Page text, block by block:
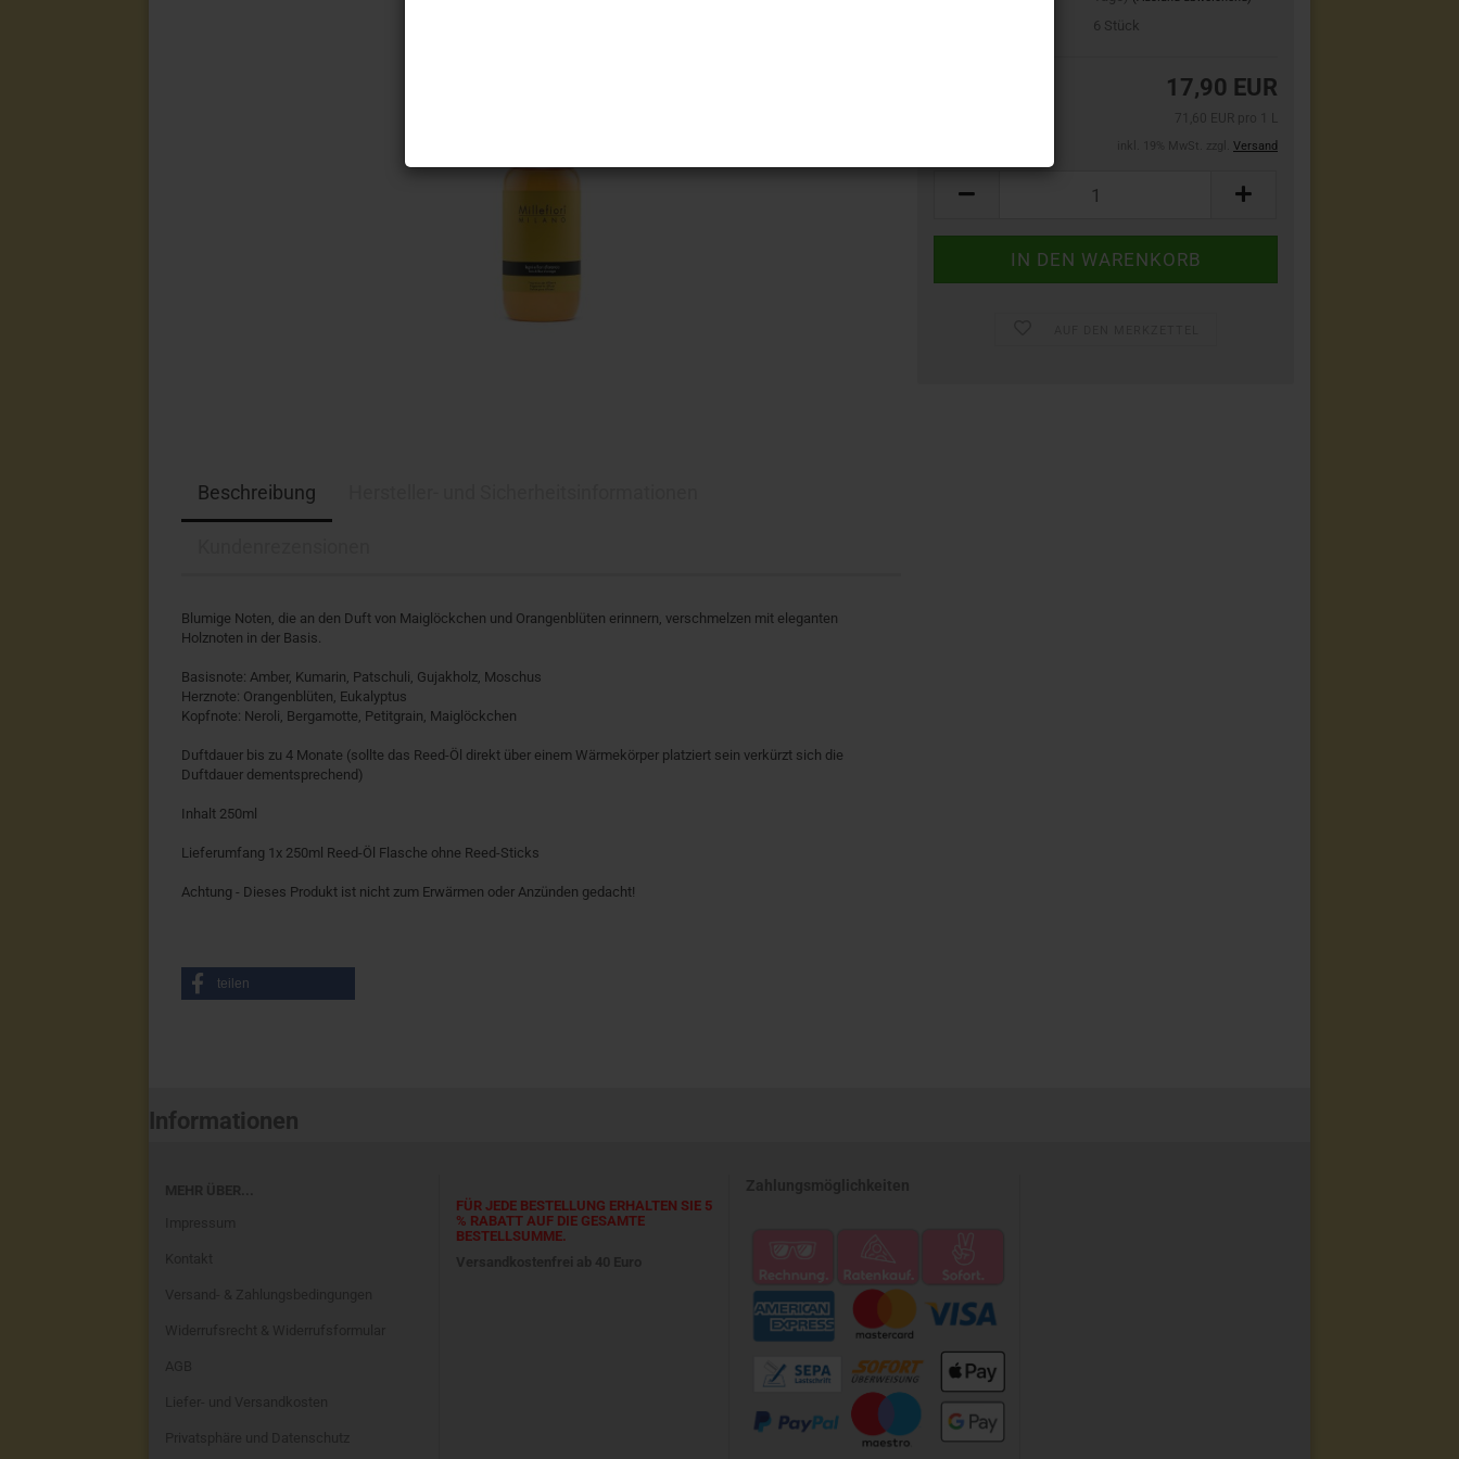
6 Stück
17,90 EUR
Versand
Beschreibung
Blumige Noten, die an den Duft von Maiglöckchen und Orangenblüten erinnern, verschmelzen mit eleganten
Holznoten in der Basis.
Basisnote: Amber, Kumarin, Patschuli, Gujakholz, Moschus
Herznote: Orangenblüten, Eukalyptus
Kopfnote: Neroli, Bergamotte, Petitgrain, Maiglöckchen
Duftdauer bis zu 4 Monate (sollte das Reed-Öl direkt über einem Wärmekörper platziert sein verkürzt sich die
Duftdauer dementsprechend)
Inhalt 250ml
Lieferumfang 1x 250ml Reed-Öl Flasche ohne Reed-Sticks
Achtung - Dieses Produkt ist nicht zum Erwärmen oder Anzünden gedacht!
teilen
Informationen
FÜR JEDE BESTELLUNG ERHALTEN SIE 5
% RABATT AUF DIE GESAMTE
BESTELLSUMME.